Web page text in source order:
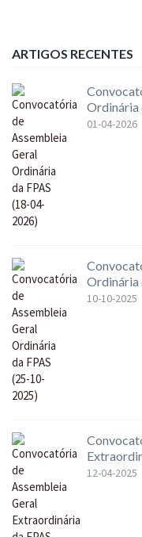
ARTIGOS RECENTES
Ordinária
01-04-2026
Ordinária
10-10-2025
12-04-2025